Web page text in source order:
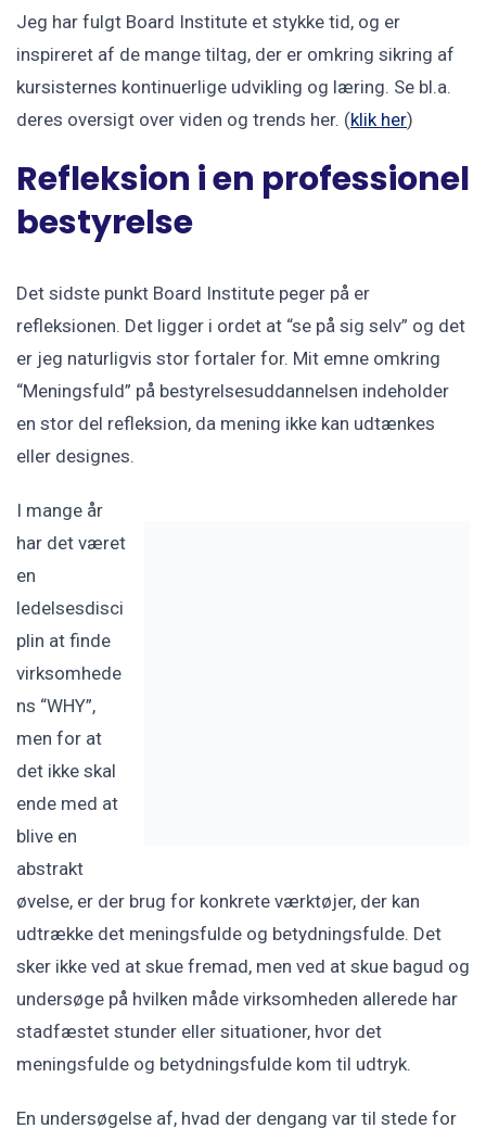
Jeg har fulgt Board Institute et stykke tid, og er
inspireret af de mange tiltag, der er omkring sikring af
kursisternes kontinuerlige udvikling og læring. Se bl.a.
deres oversigt over viden og trends her. (klik her)
Refleksion i en professionel
bestyrelse
Det sidste punkt Board Institute peger på er
refleksionen. Det ligger i ordet at “se på sig selv” og det
er jeg naturligvis stor fortaler for. Mit emne omkring
“Meningsfuld” på bestyrelsesuddannelsen indeholder
en stor del refleksion, da mening ikke kan udtænkes
eller designes.
I mange år
har det været
en
ledelsesdisci
plin at finde
virksomhede
ns “WHY”,
men for at
det ikke skal
ende med at
blive en
abstrakt
øvelse, er der brug for konkrete værktøjer, der kan
udtrække det meningsfulde og betydningsfulde. Det
sker ikke ved at skue fremad, men ved at skue bagud og
undersøge på hvilken måde virksomheden allerede har
stadfæstet stunder eller situationer, hvor det
meningsfulde og betydningsfulde kom til udtryk.
En undersøgelse af, hvad der dengang var til stede for